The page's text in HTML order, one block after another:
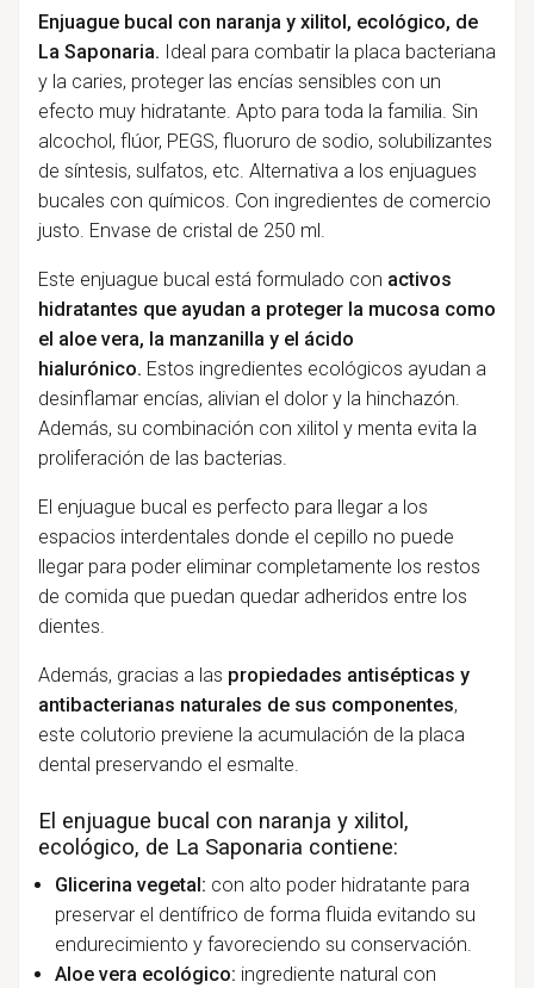
Enjuague bucal con naranja y xilitol, ecológico, de
La Saponaria. Ideal para combatir la placa bacteriana
y la caries, proteger las encías sensibles con un
efecto muy hidratante. Apto para toda la familia. Sin
alcochol, flúor, PEGS, fluoruro de sodio, solubilizantes
de síntesis, sulfatos, etc. Alternativa a los enjuagues
bucales con químicos. Con ingredientes de comercio
justo. Envase de cristal de 250 ml.
Este enjuague bucal está formulado con activos
hidratantes que ayudan a proteger la mucosa como
el aloe vera, la manzanilla y el ácido
hialurónico. Estos ingredientes ecológicos ayudan a
desinflamar encías, alivian el dolor y la hinchazón.
Además, su combinación con xilitol y menta evita la
proliferación de las bacterias.
El enjuague bucal es perfecto para llegar a los
espacios interdentales donde el cepillo no puede
llegar para poder eliminar completamente los restos
de comida que puedan quedar adheridos entre los
dientes.
Además, gracias a las propiedades antisépticas y
antibacterianas naturales de sus componentes,
este colutorio previene la acumulación de la placa
dental preservando el esmalte.
El enjuague bucal con naranja y xilitol,
ecológico, de La Saponaria contiene:
Glicerina vegetal: con alto poder hidratante para
preservar el dentífrico de forma fluida evitando su
endurecimiento y favoreciendo su conservación.
Aloe vera ecológico: ingrediente natural con